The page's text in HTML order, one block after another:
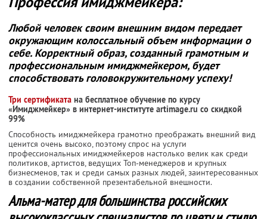
Любой человек своим внешним видом передает
окружающим колоссальный объем информации о
себе. Корректный образ, созданный грамотным и
профессиональным имиджмейкером, будет
способствовать головокружительному успеху!
Три сертификата на бесплатное обучение по курсу
«Имиджмейкер» в интернет-институте artimage.ru со скидкой
99%
Способность имиджмейкера грамотно преображать внешний вид
ценится очень высоко, поэтому спрос на услуги
профессиональных имиджмейкеров настолько велик как среди
политиков, артистов, ведущих Топ-менеджеров и крупных
бизнесменов, так и среди самых разных людей, заинтересованных
в создании собственной презентабельной внешности.
Альма-матер для большинства российских